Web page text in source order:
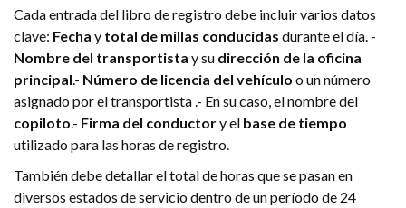
Cada entrada del libro de registro debe incluir varios datos
clave: Fecha y total de millas conducidas durante el día. -
Nombre del transportista y su dirección de la oficina
principal .- Número de licencia del vehículo o un número
asignado por el transportista .- En su caso, el nombre del
copiloto .- Firma del conductory el base de tiempo
utilizado para las horas de registro.
También debe detallar el total de horas que se pasan en
diversos estados de servicio dentro de un período de 24